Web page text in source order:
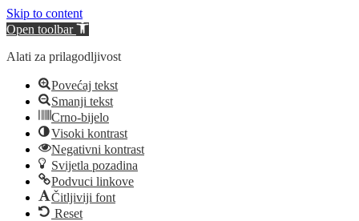
Skip to content
Open toolbar
Alati za prilagodljivost
Povećaj tekst
Smanji tekst
Crno-bijelo
Visoki kontrast
Negativni kontrast
Svijetla pozadina
Podvuci linkove
Čitljiviji font
Reset